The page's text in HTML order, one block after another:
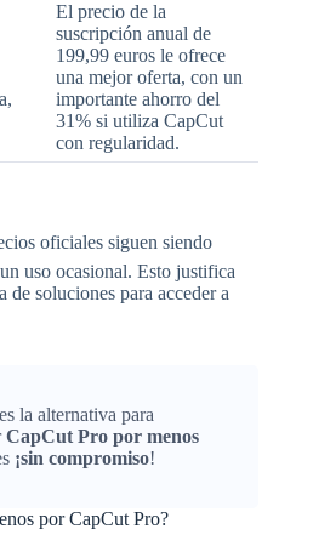
El precio de la
suscripción anual de
199,99 euros le ofrece
una mejor oferta, con un
importante ahorro del
31% si utiliza CapCut
con regularidad.
oficiales siguen siendo
uso ocasional. Esto justifica
de soluciones para acceder a
la alternativa para
CapCut Pro por menos
¡sin compromiso!
por CapCut Pro?